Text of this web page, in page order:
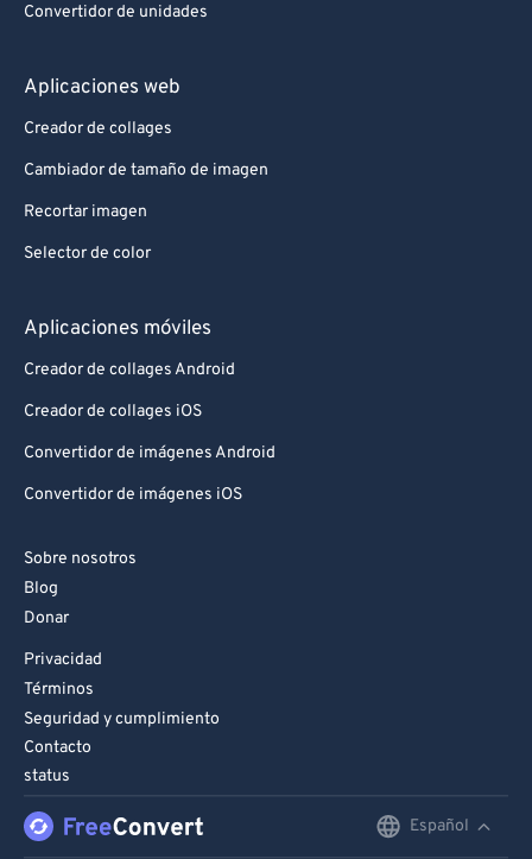
Convertidor de unidades
Aplicaciones web
Creador de collages
Cambiador de tamaño de imagen
Recortar imagen
Selector de color
Aplicaciones móviles
Creador de collages Android
Creador de collages iOS
Convertidor de imágenes Android
Convertidor de imágenes iOS
Sobre nosotros
Blog
Donar
Privacidad
Términos
Seguridad y cumplimiento
Contacto
status
Español